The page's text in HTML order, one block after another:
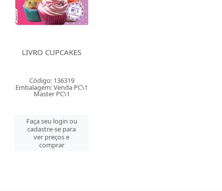
LIVRO CUPCAKES
Código: 136319
Embalagem: Venda PC\1
Master PC\1
Faça seu login ou
cadastre-se para
ver preços e
comprar